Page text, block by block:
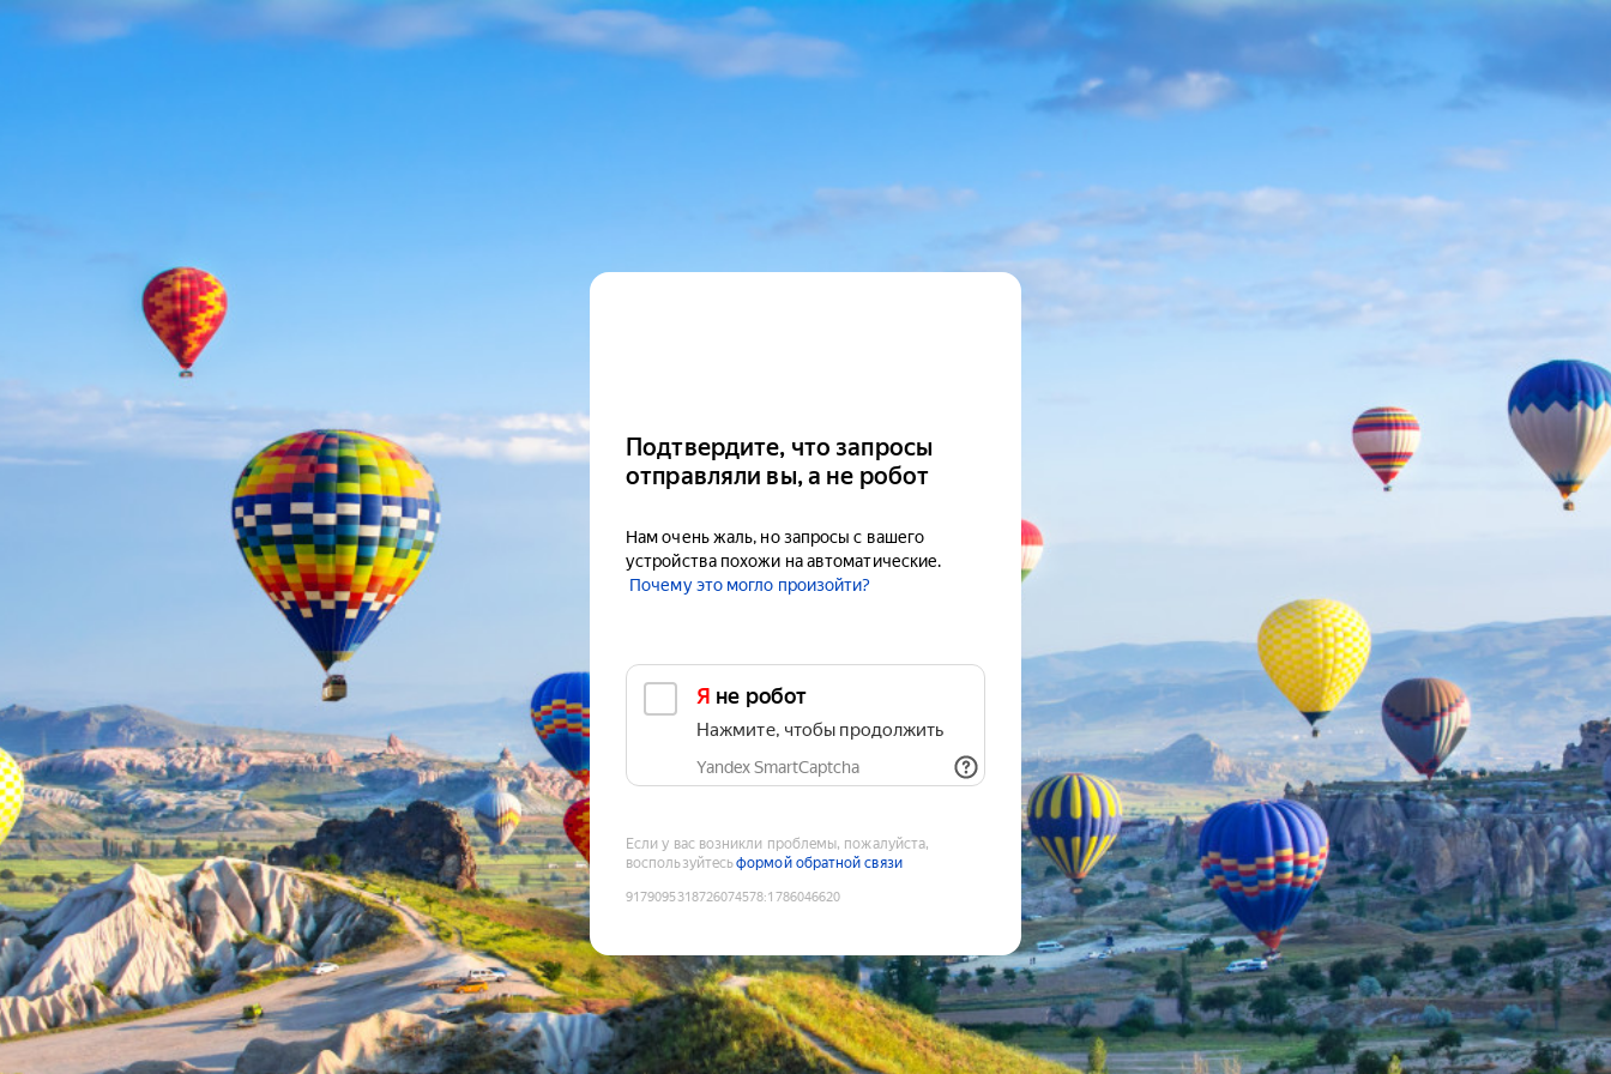
Подтвердите, что запросы
отправляли вы, а не робот
Нам очень жаль, но запросы с вашего
устройства похожи на автоматические.
Почему это могло произойти?
Я не робот
Нажмите, чтобы продолжить
Yandex SmartCaptcha
Если у вас возникли проблемы, пожалуйста,
воспользуйтесьформой обратной связи
9179095318726074578:1786046620